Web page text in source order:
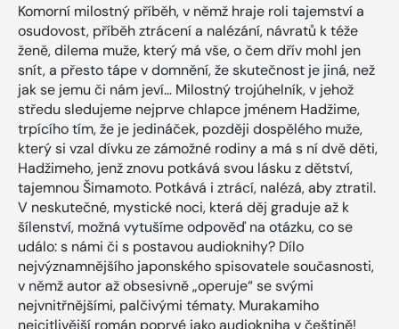
Komorní milostný příběh, v němž hraje roli tajemství a
osudovost, příběh ztrácení a nalézání, návratů k téže
ženě, dilema muže, který má vše, o čem dřív mohl jen
snít, a přesto tápe v domnění, že skutečnost je jiná, než
jak se jemu či nám jeví… Milostný trojúhelník, v jehož
středu sledujeme nejprve chlapce jménem Hadžime,
trpícího tím, že je jedináček, později dospělého muže,
který si vzal dívku ze zámožné rodiny a má s ní dvě děti,
Hadžimeho, jenž znovu potkává svou lásku z dětství,
tajemnou Šimamoto. Potkává i ztrácí, nalézá, aby ztratil.
V neskutečné, mystické noci, která děj graduje až k
šílenství, možná vytušíme odpověď na otázku, co se
událo: s námi či s postavou audioknihy? Dílo
nejvýznamnějšího japonského spisovatele současnosti,
v němž autor až obsesivně „operuje“ se svými
nejvnitřnějšími, palčivými tématy. Murakamiho
nejcitlivější román poprvé jako audiokniha v češtině!